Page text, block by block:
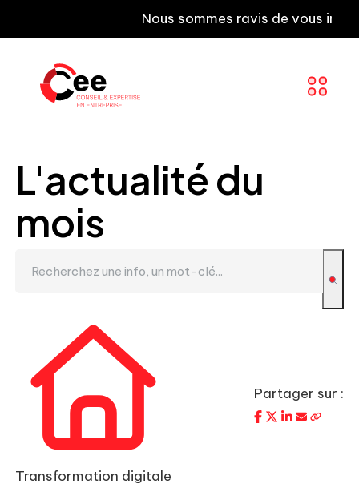
Nous sommes ravis de vous
L'actualité du
mois
Transformation digitale
Partager sur :